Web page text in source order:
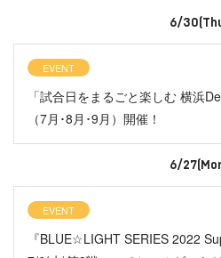
6/
EVENT
「試合日をまるごと楽しむ 横浜
（7月･8月･9月）開催！
6/
EVENT
『BLUE☆LIGHT SERIES 2022